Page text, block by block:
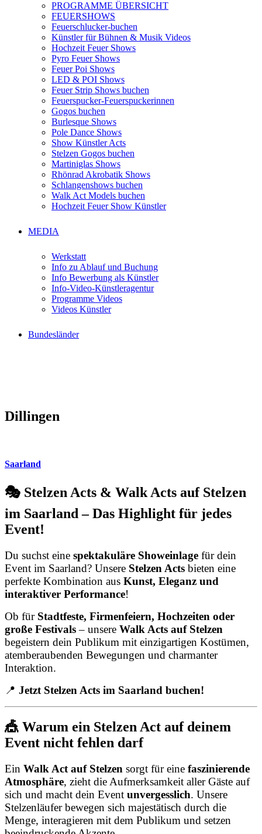
PROGRAMME ÜBERSICHT
FEUERSHOWS
Feuerschlucker-buchen
Künstler für Bühnen & Musik Videos
Hochzeit Feuer Shows
Pyro Feuer Shows
Feuer Poi Shows
LED & POI Shows
Feuer Strip Shows buchen
Feuerspucker-Feuerspuckerinnen
Gogos buchen
Burlesque Shows
Pole Dance Shows
Show Künstler Acts
Stelzen Gogos buchen
Martiniglas Shows
Rhönrad Akrobatik Shows
Schlangenshows buchen
Walk Act Models buchen
Hochzeit Feuer Show Künstler
MEDIA
Werkstatt
Info zu Ablauf und Buchung
Info Bewerbung als Künstler
Info-Video-Künstleragentur
Programme Videos
Videos Künstler
Bundesländer
Dillingen
Saarland
🎭 Stelzen Acts & Walk Acts auf Stelzen
im Saarland – Das Highlight für jedes
Event!
Du suchst eine spektakuläre Showeinlage für dein
Event im Saarland? Unsere Stelzen Acts bieten eine
perfekte Kombination aus Kunst, Eleganz und
interaktiver Performance!
Ob für Stadtfeste, Firmenfeiern, Hochzeiten oder
große Festivals– unsere Walk Acts auf Stelzen
begeistern dein Publikum mit einzigartigen Kostümen,
atemberaubenden Bewegungen und charmanter
Interaktion.
📍 Jetzt Stelzen Acts im Saarland buchen!
🎪 Warum ein Stelzen Act auf deinem
Event nicht fehlen darf
Ein Walk Act auf Stelzen sorgt für eine faszinierende
Atmosphäre, zieht die Aufmerksamkeit aller Gäste auf
sich und macht dein Event unvergesslich. Unsere
Stelzenläufer bewegen sich majestätisch durch die
Menge, interagieren mit dem Publikum und setzen